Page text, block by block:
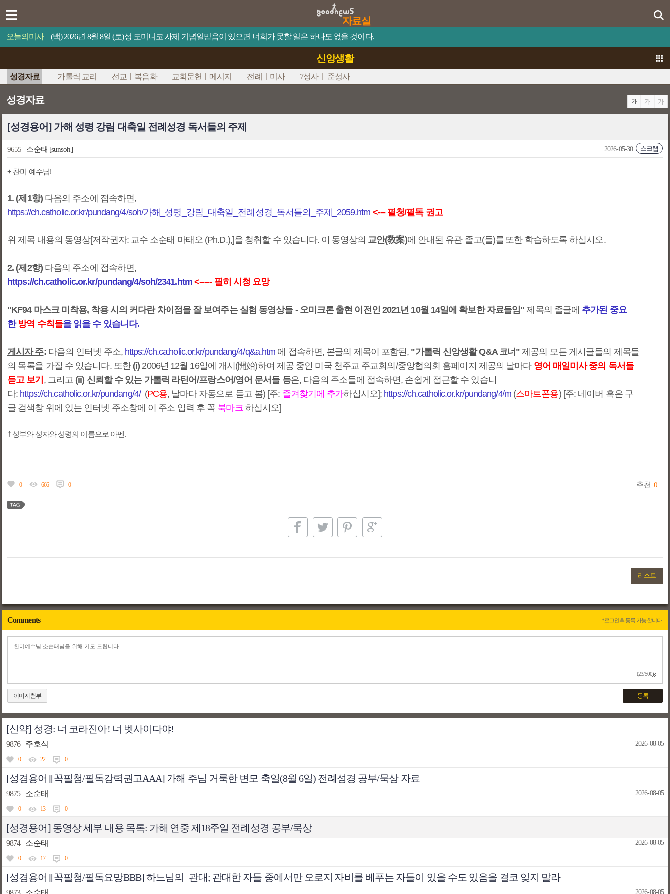
자료실
오늘의미사 (백) 2026년 8월 8일 (토)성 도미니코 사제 기념일믿음이 있으면 너희가 못할 일은 하나도 없을 것이다.
신앙생활
성경자료 가톨릭 교리 선교ㅣ복음화 교회문헌ㅣ메시지 전례ㅣ미사 7성사ㅣ 준성사
성경자료
[성경용어] 가해 성령 강림 대축일 전례성경 독서들의 주제
9655 소순태 [sunsoh] 스크랩
2026-05-30
+ 찬미 예수님!
1. (제1항)다음의 주소에 접속하면,
https://ch.catholic.or.kr/pundang/4/soh/가해_성령_강림_대축일_전례성경_독서들의_주제_2059.htm <--- 필청/필독 권고
위 제목 내용의 동영상[저작권자: 교수 소순태 마태오 (Ph.D.),]을 청취할 수 있습니다. 이 동영상의 교안(敎案)에 안내된 유관 졸고(들)를 또한 학습하도록 하십시오.
2. (제2항)다음의 주소에 접속하면,
https://ch.catholic.or.kr/pundang/4/soh/2341.htm <----- 필히 시청 요망
"KF94 마스크 미착용, 착용 시의 커다란 차이점을 잘 보여주는 실험 동영상들 - 오미크론 출현 이전인 2021년 10월 14일에 확보한 자료들임" 제목의 졸글에 추가된 중요
한 방역 수칙들을 읽을 수 있습니다.
게시자 주: 다음의 인터넷 주소, https://ch.catholic.or.kr/pundang/4/q&a.htm 에 접속하면, 본글의 제목이 포함된, "가톨릭 신앙생활 Q&A 코너" 제공의 모든 게시글들의 제목들
의 목록을 가질 수 있습니다. 또한 (i) 2006년 12월 16일에 개시(開始)하여 제공 중인 미국 천주교 주교회의/중앙협의회 홈페이지 제공의 날마다 영어 매일미사 중의 독서들
듣고 보기 , 그리고 (ii) 신뢰할 수 있는 가톨릭 라틴어/프랑스어/영어 문서들 등은, 다음의 주소들에 접속하면, 손쉽게 접근할 수 있습니
다: https://ch.catholic.or.kr/pundang/4/(PC용, 날마다 자동으로 듣고 봄) [주: 즐겨찾기에 추가하십시오]; https://ch.catholic.or.kr/pundang/4/m(스마트폰용) [주: 네이버 혹은 구
글 검색창 위에 있는 인터넷 주소창에 이 주소 입력 후 꼭 북마크하십시오]
† 성부와 성자와 성령의 이름으로 아멘.
0 666 0 추천 0
리스트
Comments *로그인후 등록 가능합니다.
(23/500)
이미지첨부 등록
[신약] 성경: 너 코라진아! 너 벳사이다야!
9876 주호식 2026-08-05
0 22 0
[성경용어][꼭필청/필독강력권고AAA] 가해 주님 거룩한 변모 축일(8월 6일) 전례성경 공부/묵상 자료
9875 소순태 2026-08-05
0 13 0
[성경용어] 동영상 세부 내용 목록: 가해 연중 제18주일 전례성경 공부/묵상
9874 소순태 2026-08-05
0 17 0
[성경용어][꼭필청/필독요망BBB] 하느님의_관대; 관대한 자들 중에서만 오로지 자비를 베푸는 자들이 있을 수도 있음을 결코 잊지 말라
9873 소순태 2026-08-05